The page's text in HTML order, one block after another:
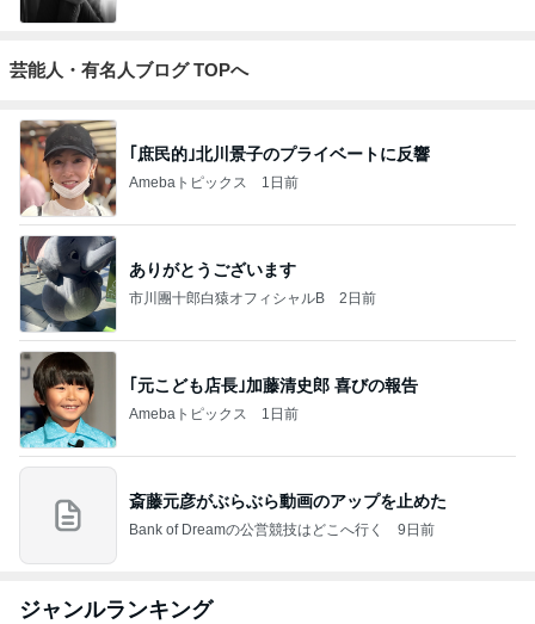
芸能人・有名人ブログ TOPへ
｢庶民的｣北川景子のプライベートに反響
Amebaトピックス 1日前
ありがとうございます
市川團十郎白猿オフィシャルB 2日前
｢元こども店長｣加藤清史郎 喜びの報告
Amebaトピックス 1日前
斎藤元彦がぶらぶら動画のアップを止めた
Bank of Dreamの公営競技はどこへ行く 9日前
ジャンルランキング